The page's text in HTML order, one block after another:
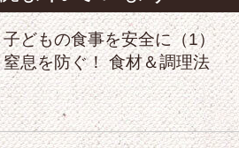
子どもの食事を安全に（1）
窒息を防ぐ！ 食材＆調理法